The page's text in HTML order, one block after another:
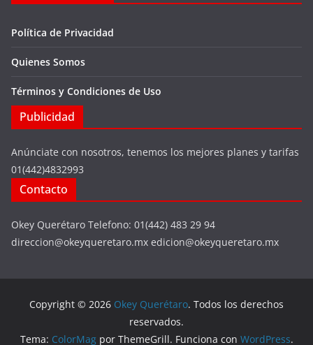
Política de Privacidad
Quienes Somos
Términos y Condiciones de Uso
Publicidad
Anúnciate con nosotros, tenemos los mejores planes y tarifas
01(442)4832993
Contacto
Okey Querétaro Telefono: 01(442) 483 29 94
direccion@okeyqueretaro.mx edicion@okeyqueretaro.mx
Copyright © 2026 Okey Querétaro. Todos los derechos
reservados.
Tema: ColorMagpor ThemeGrill. Funciona con WordPress.